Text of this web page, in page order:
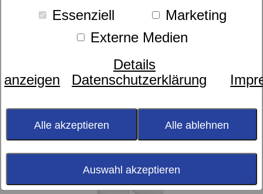
Essenziell
Marketing
Externe Medien
Details
anzeigen
Datenschutzerklärung
Alle akzeptieren Alle ablehnen
Auswahl akzeptieren
Material
Janina/Ibena
Sortierung: